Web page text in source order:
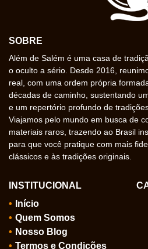
SOBRE
Além de Salém é uma casa de
o oculto a sério. Desde 2016,
real, com uma ordem própria
décadas de caminho, sustentando
e um repertório profundo de
Viajamos pelo mundo em busca de
materiais raros, trazendo ao Brasil
para que você pratique com mais
clássicos e às tradições originais.
INSTITUCIONAL
Início
Quem Somos
Nosso Blog
Termos e Condições